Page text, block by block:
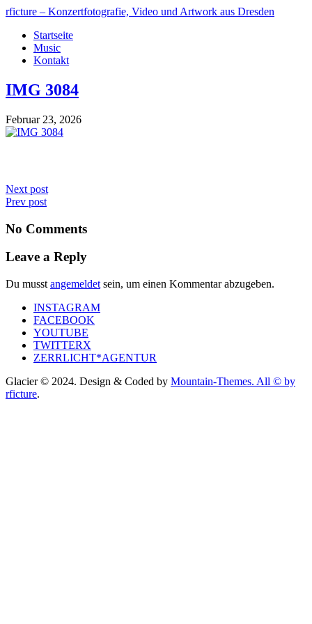
rficture – Konzertfotografie, Video und Artwork aus Dresden
Startseite
Music
Kontakt
IMG 3084
Februar 23, 2026
Next post
Prev post
No Comments
Leave a Reply
Du musst angemeldet sein, um einen Kommentar abzugeben.
INSTAGRAM
FACEBOOK
YOUTUBE
TWITTERX
ZERRLICHT*AGENTUR
Glacier © 2024. Design & Coded by Mountain-Themes. All © by
rficture.